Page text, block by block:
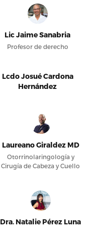
Lic Jaime Sanabria
Profesor de derecho
Lcdo Josué Cardona
Hernández
Laureano Giraldez MD
Otorrinolaringología y
Cirugía de Cabeza y Cuello
Dra. Natalie Pérez Luna